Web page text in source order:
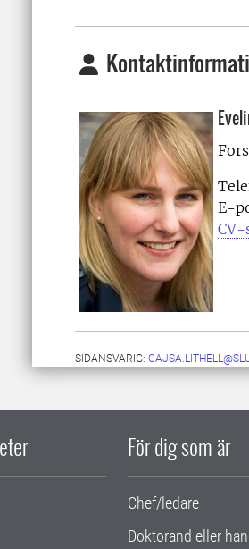
E-
CV-
SIDANSVARIG:
För dig som är
Chef/ledare
Doktorand eller